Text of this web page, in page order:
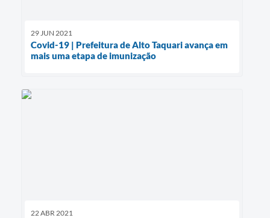
29 JUN 2021
Covid-19 | Prefeitura de Alto Taquari avança em
mais uma etapa de imunização
22 ABR 2021